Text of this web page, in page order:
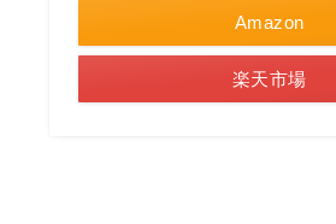
Amazon
楽天市場